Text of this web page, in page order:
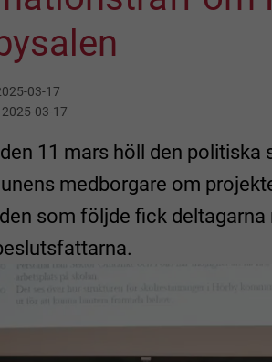
03-17
2025-03-17
11 mars höll den
medborgare om
som följde fick